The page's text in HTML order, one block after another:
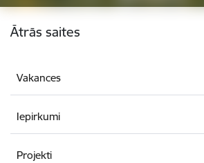
Kājene
Ātrās saites
Vakances
Iepirkumi
Projekti